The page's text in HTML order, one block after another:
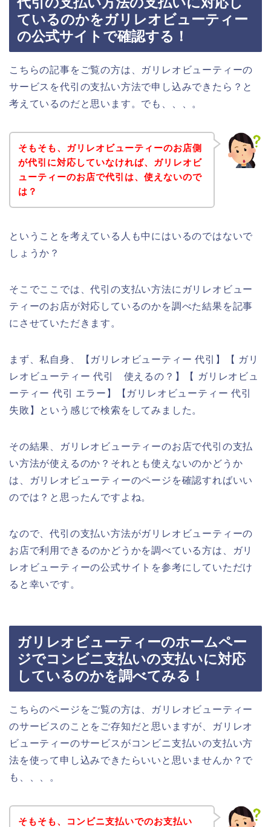
ているのかをガリレオビューティー
の公式サイトで確認する！
こちらの記事をご覧の方は、ガリレオビューティーの
サービスを代引の支払い方法で申し込みできたら？と
考えているのだと思います。でも、、、。
そもそも、ガリレオビューティーのお店側
が代引に対応していなければ、ガリレオビ
ューティーのお店で代引は、使えないので
は？
ということを考えている人も中にはいるのではないで
しょうか？
そこでここでは、代引の支払い方法にガリレオビュー
ティーのお店が対応しているのかを調べた結果を記事
にさせていただきます。
まず、私自身、【ガリレオビューティー 代引】【 ガリ
レオビューティー 代引 使えるの？】【 ガリレオビュ
ーティー 代引 エラー】【ガリレオビューティー 代引
失敗】という感じで検索をしてみました。
その結果、ガリレオビューティーのお店で代引の支払
い方法が使えるのか？それとも使えないのかどうか
は、ガリレオビューティーのページを確認すればいい
のでは？と思ったんですよね。
なので、代引の支払い方法がガリレオビューティーの
お店で利用できるのかどうかを調べている方は、ガリ
レオビューティーの公式サイトを参考にしていただけ
ると幸いです。
ガリレオビューティーのホームペー
ジでコンビニ支払いの支払いに対応
しているのかを調べてみる！
こちらのページをご覧の方は、ガリレオビューティー
のサービスのことをご存知だと思いますが、ガリレオ
ビューティーのサービスがコンビニ支払いの支払い方
法を使って申し込みできたらいいと思いませんか？で
も、、、。
そもそも、コンビニ支払いでのお支払い